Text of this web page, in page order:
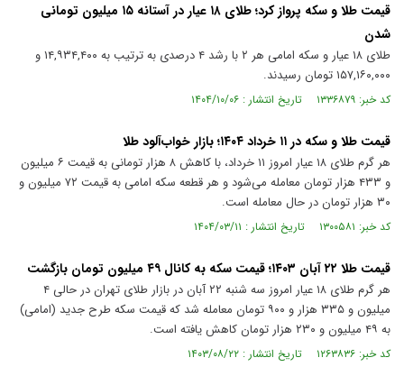
قیمت طلا و سکه پرواز کرد؛ طلای ۱۸ عیار در آستانه ۱۵ میلیون تومانی
شدن
طلای ۱۸ عیار و سکه امامی هر ۲ با رشد ۴ درصدی به ترتیب به ۱۴,۹۳۴,۴۰۰ و
۱۵۷,۱۶۰,۰۰۰ تومان رسیدند.
کد خبر: ۱۳۳۶۸۷۹ تاریخ انتشار : ۱۴۰۴/۱۰/۰۶
قیمت طلا و سکه در ۱۱ خرداد ۱۴۰۴؛ بازار خواب‌آلود طلا
هر گرم طلای ۱۸ عیار امروز ۱۱ خرداد، با کاهش ۸ هزار تومانی به قیمت ۶ میلیون
و ۴۳۳ هزار تومان معامله می‌شود و هر قطعه سکه امامی به قیمت ۷۲ میلیون و
۳۰ هزار تومان در حال معامله است.
کد خبر: ۱۳۰۰۵۸۱ تاریخ انتشار : ۱۴۰۴/۰۳/۱۱
قیمت طلا ۲۲ آبان ۱۴۰۳؛ قیمت سکه به کانال ۴۹ میلیون تومان بازگشت
هر گرم طلای ۱۸ عیار امروز سه شنبه ۲۲ آبان در بازار طلای تهران در حالی ۴
میلیون و ۳۳۵ هزار و ۹۰۰ تومان معامله شد که قیمت سکه طرح جدید (امامی)
به ۴۹ میلیون و ۲۳۰ هزار تومان کاهش یافته است.
کد خبر: ۱۲۶۳۸۳۶ تاریخ انتشار : ۱۴۰۳/۰۸/۲۲